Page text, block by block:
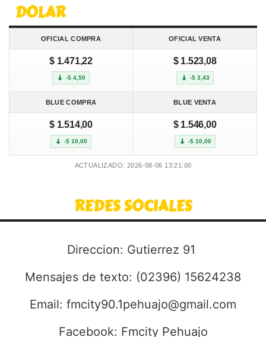
DOLAR
OFICIAL COMPRA OFICIAL VENTA
$ 1.471,22
-$ 4,50
$ 1.523,08
-$ 3,43
BLUE COMPRA BLUE VENTA
$ 1.514,00
-$ 10,00
$ 1.546,00
-$ 10,00
ACTUALIZADO: 2026-08-06 13:21:00
REDES SOCIALES
Direccion: Gutierrez 91
Mensajes de texto: (02396) 15624238
Email: fmcity90.1pehuajo@gmail.com
Facebook: Fmcity Pehuajo